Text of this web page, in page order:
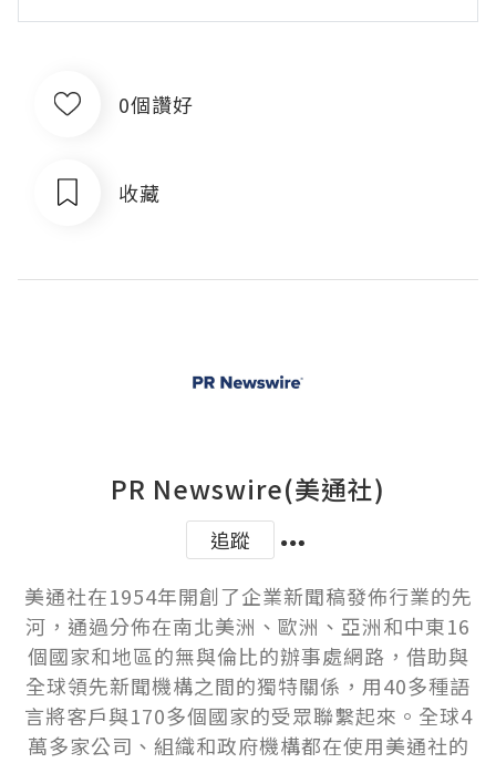
0個讚好
收藏
PR Newswire(美通社)
追蹤
美通社在1954年開創了企業新聞稿發佈行業的先
河，通過分佈在南北美洲、歐洲、亞洲和中東16
個國家和地區的無與倫比的辦事處網路，借助與
全球領先新聞機構之間的獨特關係，用40多種語
言將客戶與170多個國家的受眾聯繫起來。全球4
萬多家公司、組織和政府機構都在使用美通社的